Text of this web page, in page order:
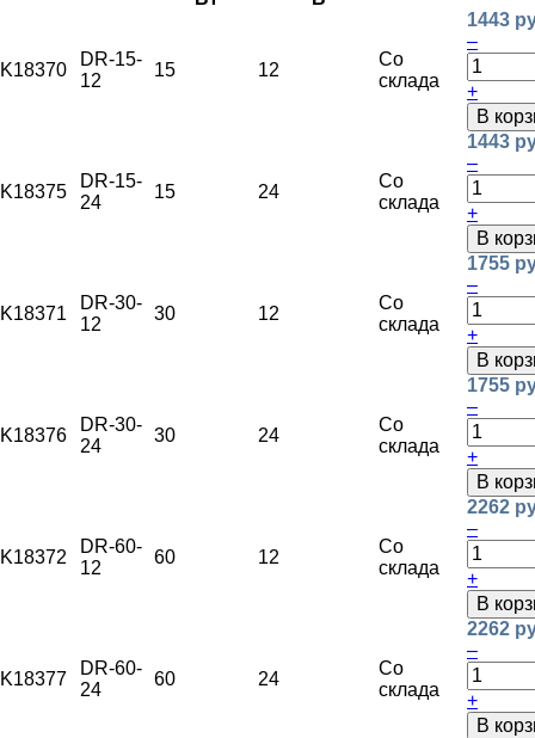
K18370
DR-15-
12
15 12
Со
склада
1443
–
+
В
K18375
DR-15-
24
15 24
Со
склада
1443
–
+
В
K18371
DR-30-
12
30 12
Со
склада
1755
–
+
В
K18376
DR-30-
24
30 24
Со
склада
1755
–
+
В
K18372
DR-60-
12
60 12
Со
склада
2262
–
+
В
K18377
DR-60-
24
60 24
Со
склада
2262
–
+
В